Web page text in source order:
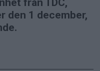
den 1 december,